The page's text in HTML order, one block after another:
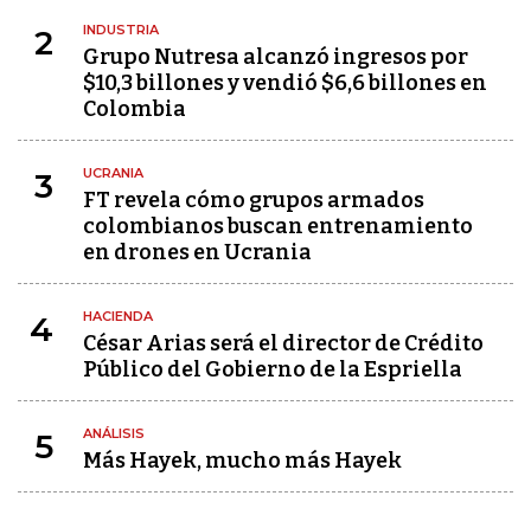
2 INDUSTRIA
Grupo Nutresa alcanzó ingresos por
$10,3 billones y vendió $6,6 billones en
Colombia
3 UCRANIA
FT revela cómo grupos armados
colombianos buscan entrenamiento
en drones en Ucrania
4 HACIENDA
César Arias será el director de Crédito
Público del Gobierno de la Espriella
5 ANÁLISIS
Más Hayek, mucho más Hayek